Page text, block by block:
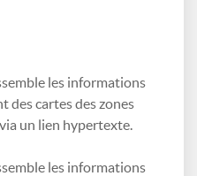
les informations
des cartes des zones
un lien hypertexte.
les informations